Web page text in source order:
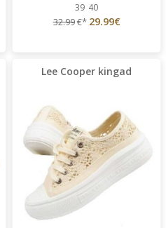
39 40
32.99€* 29.99€
Lee Cooper kingad